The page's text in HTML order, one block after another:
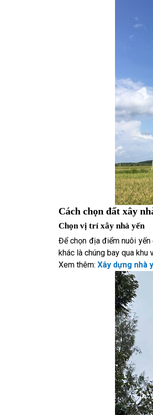
Cách chọn đất xây
Chọn vị trí xây nhà yến
Để chọn địa điểm nuôi
khác là chúng bay qua
Xem thêm: Xây dựng nhà